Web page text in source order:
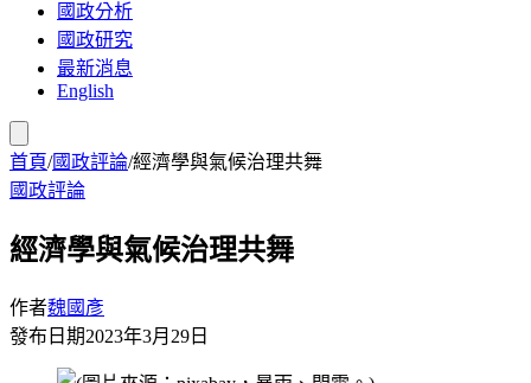
國政分析
國政研究
最新消息
English
首頁/國政評論/經濟學與氣候治理共舞
國政評論
經濟學與氣候治理共舞
作者魏國彥
發布日期2023年3月29日